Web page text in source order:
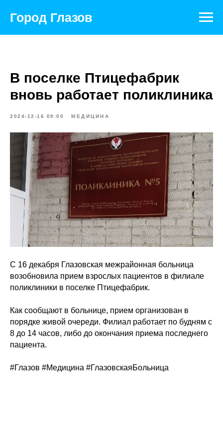
Город Глазов
В поселке Птицефабрик
вновь работает поликлиника
2024-12-16 09:00 МЕДИЦИНА
С 16 декабря Глазовская межрайонная больница
возобновила прием взрослых пациентов в филиале
поликлиники в поселке Птицефабрик.
Как сообщают в больнице, прием организован в
порядке живой очереди. Филиал работает по будням с
8 до 14 часов, либо до окончания приема последнего
пациента.
#Глазов #Медицина #ГлазовскаяБольница